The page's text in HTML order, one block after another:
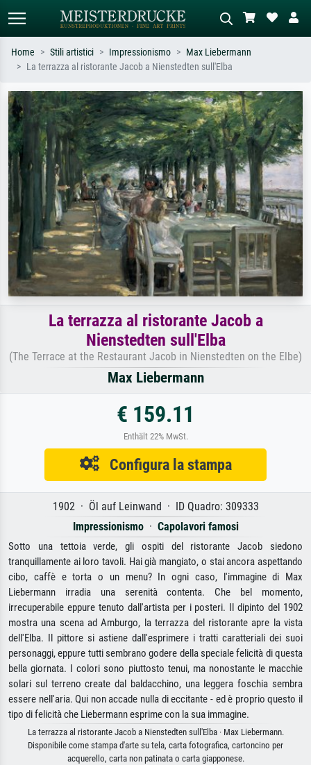
Cerca per artista, titolo o stile – es.
Monet, Notte stellata,
Impressionismo, onda di Hokusai,
nudo.
Descrivi la scena – es. prato verde,
astratto con molto rosso, dipinto a
olio scuro, nudo in piedi vicino a un
albero.
Home Stili artistici Impressionismo
Max Liebermann
La terrazza al ristorante Jacob a Nienstedten sull'Elba
La terrazza al ristorante Jacob a
Nienstedten sull'Elba
(The Terrace at the Restaurant Jacob in Nienstedten on the Elbe)
Max Liebermann
€ 159.11
Enthält 22% MwSt.
Configura la stampa
1902 · Öl auf Leinwand · ID Quadro: 309333
Impressionismo· Capolavori famosi
Sotto una tettoia verde, gli ospiti del ristorante Jacob siedono
tranquillamente ai loro tavoli. Hai già mangiato, o stai ancora aspettando
cibo, caffè e torta o un menu? In ogni caso, l'immagine di Max
Liebermann irradia una serenità contenta. Che bel momento,
irrecuperabile eppure tenuto dall'artista per i posteri. Il dipinto del 1902
mostra una scena ad Amburgo, la terrazza del ristorante apre la vista
dell'Elba. Il pittore si astiene dall'esprimere i tratti caratteriali dei suoi
personaggi, eppure tutti sembrano godere della speciale felicità di questa
bella giornata. I colori sono piuttosto tenui, ma nonostante le macchie
solari sul terreno create dal baldacchino, una leggera foschia sembra
essere nell'aria. Qui non accade nulla di eccitante - ed è proprio questo il
tipo di felicità che Liebermann esprime con la sua immagine.
La terrazza al ristorante Jacob a Nienstedten sull'Elba · Max Liebermann.
Disponibile come stampa d'arte su tela, carta fotografica, cartoncino per
acquerello, carta non patinata o carta giapponese.